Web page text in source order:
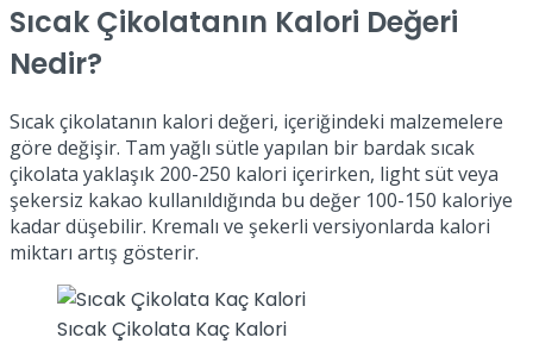
Sıcak Çikolatanın Kalori Değeri
Nedir?
Sıcak çikolatanın kalori değeri, içeriğindeki malzemelere
göre değişir. Tam yağlı sütle yapılan bir bardak sıcak
çikolata yaklaşık 200-250 kalori içerirken, light süt veya
şekersiz kakao kullanıldığında bu değer 100-150 kaloriye
kadar düşebilir. Kremalı ve şekerli versiyonlarda kalori
miktarı artış gösterir.
Sıcak Çikolata Kaç Kalori